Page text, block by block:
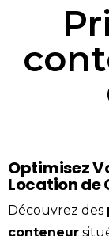
Optimisez
Location de
Découvrez des
conteneur